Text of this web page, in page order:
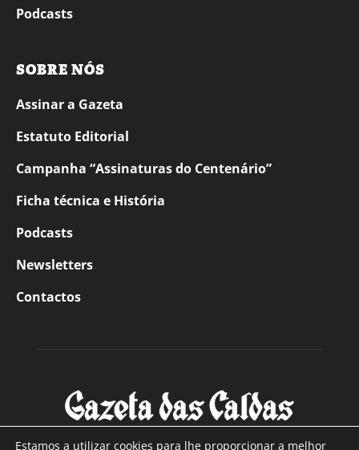
Podcasts
SOBRE NÓS
Assinar a Gazeta
Estatuto Editorial
Campanha “Assinaturas do Centenário”
Ficha técnica e História
Podcasts
Newsletters
Contactos
Estamos a utilizar cookies para lhe proporcionar a melhor